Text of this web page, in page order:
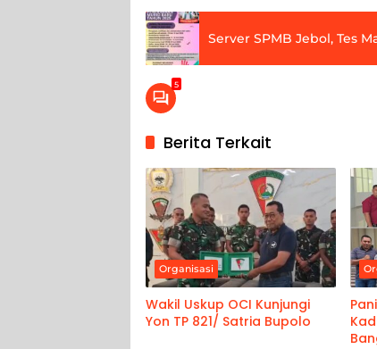
Server SPMB Jebol, Tes
5
Berita Terkait
Organisasi
Wakil Uskup OCI Kunjungi
Yon TP 821/ Satria Bupolo